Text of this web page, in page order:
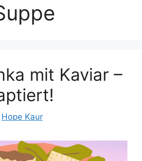
mit Kaviar –
Hope Kaur